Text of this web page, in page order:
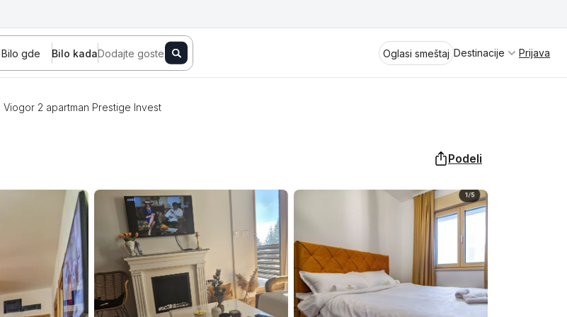
Bilo gde Bilo kadaDodajte goste Oglasi smeštaj Destinacije
Sokobanja Fruška gora Vrnjačka Banja
Stara planina Banja Vrujci Perućac
Ždrelo Golubac Kladovo
Kraljevo Jagodina Aranđelovac
Spremite se za virtuelno putovanje
kroz jednu od najlepših zemalja
Evrope i sveta. Uživaćete u prikazima
planinskih masiva poput Tare i Šar-
planine, ali i u ravničarskim predelima
prostrane Vojvodine. Istraživanje
tradicije i kulturnog dobra Srbije
otkriće vam pravu narav srpskog
Prijava
Viogor 2 apartman Prestige Invest
Podeli